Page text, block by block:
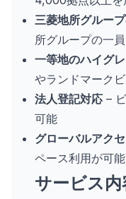
三菱地所グルー
所グループの一
一等地のハイグ
やランドマーク
法人登記対応 –
可能
グローバルアク
ペース利用が可能
サービス内